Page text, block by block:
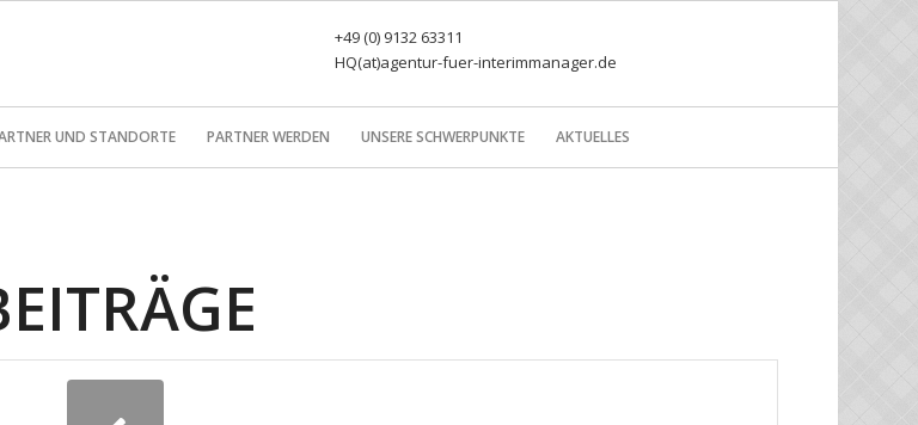
+49 (0) 9132 63311
HQ(at)agentur-fuer-interimmanager.de
UND STANDORTE PARTNER WERDEN UNSERE SCHWERPUNKTE AKTUELLES